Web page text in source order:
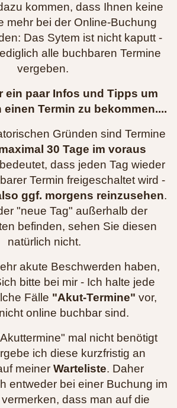
kommen, dass Ihnen keine
mehr bei der Online-Buchung
Das Sytem ist nicht kaputt -
alle buchbaren Termine
vergeben.
ein paar Infos und Tipps um
Termin zu bekommen....
Gründen sind Termine
30 Tage im voraus
dass jeden Tag wieder
Termin freigeschaltet wird -
ggf. morgens reinzusehen.
"neue Tag" außerhalb der
befinden, sehen Sie diesen
natürlich nicht.
akute Beschwerden haben,
bitte bei mir - Ich halte jede
Fälle "Akut-Termine" vor,
online buchbar sind.
mal nicht benötigt
ich diese kurzfristig an
meiner Warteliste. Daher
entweder bei einer Buchung im
dass man auf die